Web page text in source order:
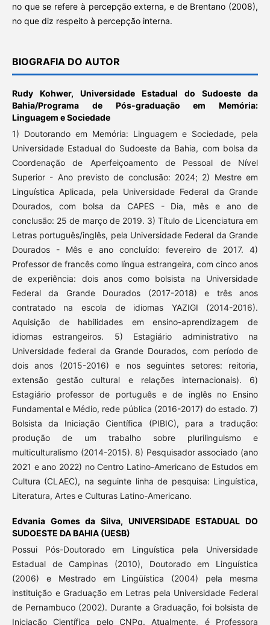
no que se refere à percepção externa, e de Brentano (2008),
no que diz respeito à percepção interna.
BIOGRAFIA DO AUTOR
Rudy Kohwer, Universidade Estadual do Sudoeste da
Bahia/Programa de Pós-graduação em Memória:
Linguagem e Sociedade
1) Doutorando em Memória: Linguagem e Sociedade, pela
Universidade Estadual do Sudoeste da Bahia, com bolsa da
Coordenação de Aperfeiçoamento de Pessoal de Nível
Superior - Ano previsto de conclusão: 2024; 2) Mestre em
Linguística Aplicada, pela Universidade Federal da Grande
Dourados, com bolsa da CAPES - Dia, mês e ano de
conclusão: 25 de março de 2019. 3) Título de Licenciatura em
Letras português/inglês, pela Universidade Federal da Grande
Dourados - Mês e ano concluído: fevereiro de 2017. 4)
Professor de francês como língua estrangeira, com cinco anos
de experiência: dois anos como bolsista na Universidade
Federal da Grande Dourados (2017-2018) e três anos
contratado na escola de idiomas YAZIGI (2014-2016).
Aquisição de habilidades em ensino-aprendizagem de
idiomas estrangeiros. 5) Estagiário administrativo na
Universidade federal da Grande Dourados, com período de
dois anos (2015-2016) e nos seguintes setores: reitoria,
extensão gestão cultural e relações internacionais). 6)
Estagiário professor de português e de inglês no Ensino
Fundamental e Médio, rede pública (2016-2017) do estado. 7)
Bolsista da Iniciação Científica (PIBIC), para a tradução:
produção de um trabalho sobre plurilinguismo e
multiculturalismo (2014-2015). 8) Pesquisador associado (ano
2021 e ano 2022) no Centro Latino-Americano de Estudos em
Cultura (CLAEC), na seguinte linha de pesquisa: Linguística,
Literatura, Artes e Culturas Latino-Americano.
Edvania Gomes da Silva, UNIVERSIDADE ESTADUAL DO
SUDOESTE DA BAHIA (UESB)
Possui Pós-Doutorado em Linguística pela Universidade
Estadual de Campinas (2010), Doutorado em Linguística
(2006) e Mestrado em Lingüística (2004) pela mesma
instituição e Graduação em Letras pela Universidade Federal
de Pernambuco (2002). Durante a Graduação, foi bolsista de
Iniciação Científica pelo CNPq. Atualmente, é Professora